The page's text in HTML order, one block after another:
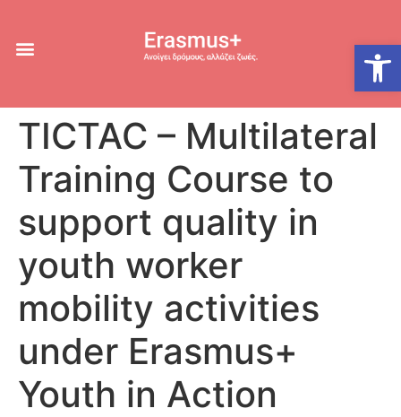
TICTAC – Multilateral
Training Course to
support quality in
youth worker
mobility activities
under Erasmus+
Youth in Action